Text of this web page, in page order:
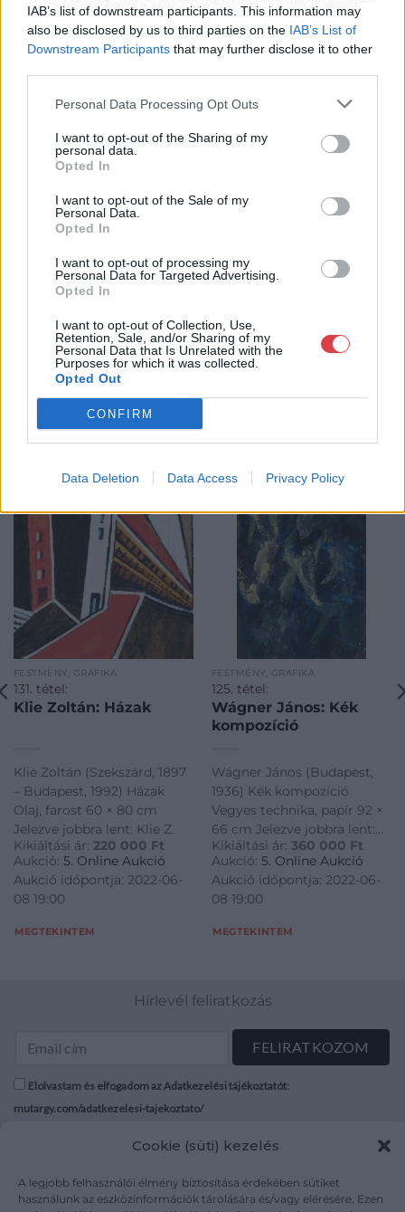
IAB’s list of downstream participants. This information may
also be disclosed by us to third parties on the IAB’s List of
Downstream Participants that may further disclose it to other
Personal Data Processing Opt Outs
I want to opt-out of the Sharing of my
personal data.
Opted In
I want to opt-out of the Sale of my
Personal Data.
Opted In
I want to opt-out of processing my
Personal Data for Targeted Advertising.
Opted In
I want to opt-out of Collection, Use,
Retention, Sale, and/or Sharing of my
Personal Data that Is Unrelated with the
Purposes for which it was collected.
Opted Out
CONFIRM
Data Deletion Data Access Privacy Policy
Cookie (süti) kezelés
A legjobb felhasználói élmény biztosítása érdekében sütiket
használunk az eszközinformációk tárolására és/vagy elérésére. Ezen
Telefon: (06 1) 331 0513
Weboldal:http://bav-art.hu
óriási tapasztalatával, szakmai tekintélyével és
műkereskedelem meghatározó szereplője. A 2007-ben
megújult BÁV Aukciósház mára a magyarországi
műkereskedelem egyik legfontosabb színterévé, kereskedelmi
műkereskedelmi üzlethálózatával rendelkező BÁV ZRt.
felkészült munkatársai a hét hat napján állnak a műtárgyat
GALÉRIA TOVÁBBI MŰTÁRGYAI
KAPCSOLÓDÓ MŰTÁRGYAK
FESTMÉNY, GRAFIKA
131. tétel:
Klie Zoltán: Házak
Klie Zoltán (Szekszárd, 1897
– Budapest, 1992) Házak
Olaj, farost 60 × 80 cm
Jelezve jobbra lent: Klie Z.
Kikiáltási ár: 220 000 Ft
Aukció: 5. Online Aukció
Aukció időpontja: 2022-06-
08 19:00
MEGTEKINTEM
FESTMÉNY, GRAFIKA
125. tétel:
Wágner János: Kék
kompozíció
Wágner János (Budapest,
1936) Kék kompozíció
Vegyes technika, papír 92 ×
66 cm Jelezve jobbra lent:
Wágner
Kikiáltási ár: 360 000 Ft
Aukció: 5. Online Aukció
Aukció időpontja: 2022-06-
08 19:00
MEGTEKINTEM
Hírlevél feliratkozás
Elolvastam és elfogadom az Adatkezelési tájékoztatót:
mutargy.com/adatkezelesi-tajekoztato/
Médiaajánlat
Karrier
Áraink
ÁSZF
Adatvédelem